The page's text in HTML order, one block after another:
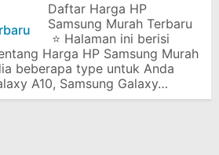
Daftar Harga HP
Samsung Murah Terbaru
⭐ Halaman ini berisi
Harga HP Samsung Murah
beberapa type untuk Anda
A10, Samsung Galaxy…